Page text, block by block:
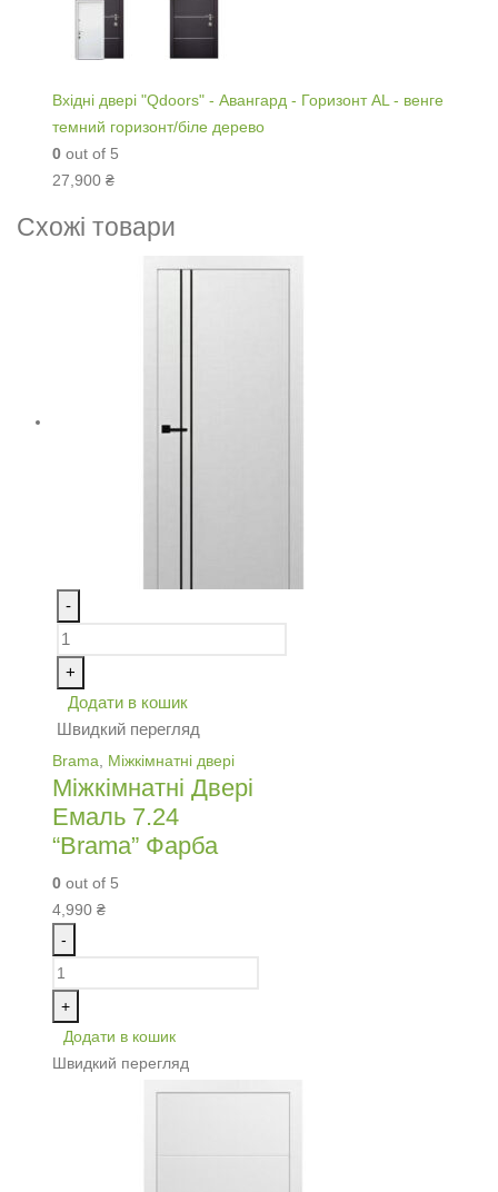
Вхідні двері "Qdoors" - Авангард - Горизонт AL - венге
темний горизонт/біле дерево
0 out of 5
27,900 ₴
Схожі товари
-
+
Додати в кошик
Швидкий перегляд
Brama Міжкімнатні двері
Міжкімнатні Двері
Емаль 7.24
“Brama” Фарба
0 out of 5
4,990 ₴
-
+
Додати в кошик
Швидкий перегляд